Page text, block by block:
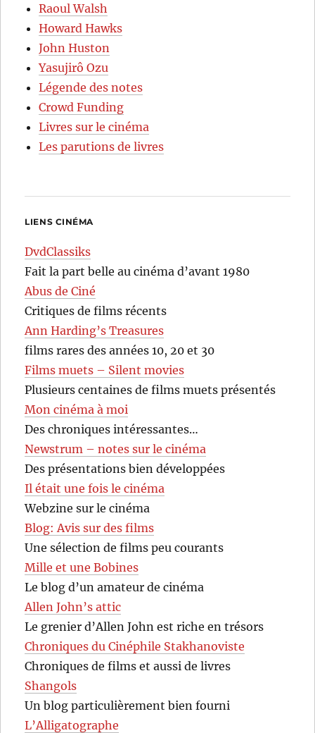
Raoul Walsh
Howard Hawks
John Huston
Yasujirô Ozu
Légende des notes
Crowd Funding
Livres sur le cinéma
Les parutions de livres
LIENS CINÉMA
DvdClassiks
Fait la part belle au cinéma d’avant 1980
Abus de Ciné
Critiques de films récents
Ann Harding’s Treasures
films rares des années 10, 20 et 30
Films muets – Silent movies
Plusieurs centaines de films muets présentés
Mon cinéma à moi
Des chroniques intéressantes…
Newstrum – notes sur le cinéma
Des présentations bien développées
Il était une fois le cinéma
Webzine sur le cinéma
Blog: Avis sur des films
Une sélection de films peu courants
Mille et une Bobines
Le blog d’un amateur de cinéma
Allen John’s attic
Le grenier d’Allen John est riche en trésors
Chroniques du Cinéphile Stakhanoviste
Chroniques de films et aussi de livres
Shangols
Un blog particulièrement bien fourni
L’Alligatographe